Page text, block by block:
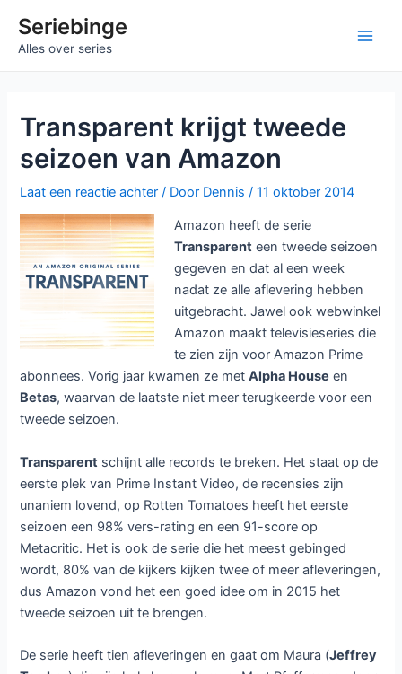
naarSeriebinge
Alles over series
Transparent krijgt tweede
seizoen van Amazon
Laat een reactie achter / Door Dennis/11 oktober 2014
Amazon heeft de serie
Transparent een tweede seizoen
gegeven en dat al een week
nadat ze alle aflevering hebben
uitgebracht. Jawel ook webwinkel
Amazon maakt televisieseries die
te zien zijn voor Amazon Prime
abonnees. Vorig jaar kwamen ze metAlpha House en
Betas, waarvan de laatste niet meer terugkeerde voor een
tweede seizoen.
Transparent schijnt alle records te breken. Het staat op de
eerste plek van Prime Instant Video, de recensies zijn
unaniem lovend, op Rotten Tomatoes heeft het eerste
seizoen een 98% vers-rating en een 91-score op
Metacritic. Het is ook de serie die het meest gebinged
wordt, 80% van de kijkers kijken twee of meer afleveringen,
dus Amazon vond het een goed idee om in 2015 het
tweede seizoen uit te brengen.
De serie heeft tien afleveringen en gaat om Maura (Jeffrey